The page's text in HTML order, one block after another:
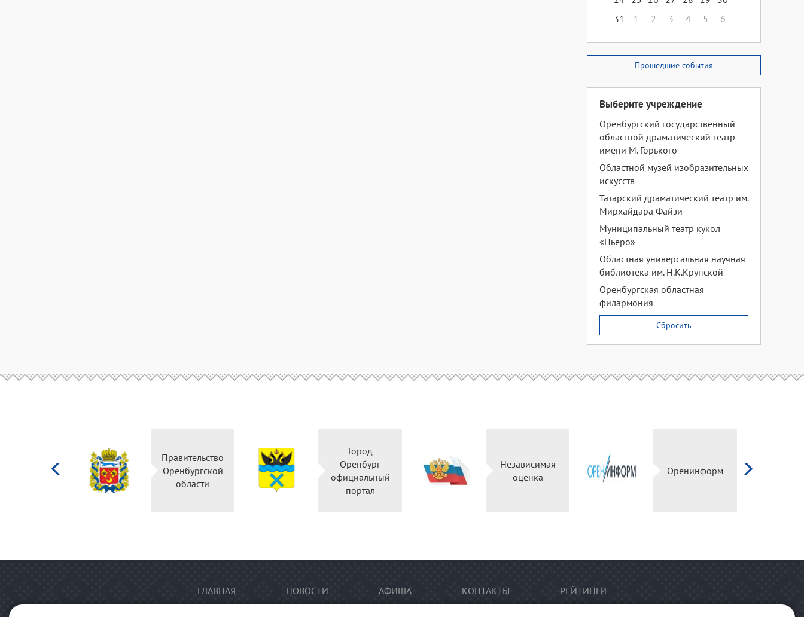
31
1 2 3 4 5 6
Прошедшие события
Выберите учреждение
Оренбургский государственный
областной драматический театр
имени М. Горького
Областной музей изобразительных
искусств
Татарский драматический театр им.
Мирхайдара Файзи
Муниципальный театр кукол
«Пьеро»
Областная универсальная научная
библиотека им. Н.К.Крупской
Оренбургская областная
филармония
Сбросить
Правительство
Оренбургской
области
Город
Оренбург
официальный
портал
Независимая
оценка
Оренинформ
ГЛАВНАЯ НОВОСТИ АФИША КОНТАКТЫ РЕЙТИНГИ